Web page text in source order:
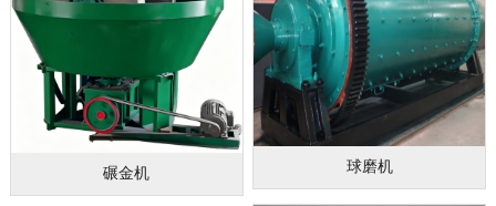
碾金机 球磨机